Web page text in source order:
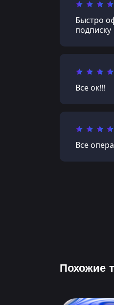
Быстро
подписку
Все ок!!!
Все
Похожие